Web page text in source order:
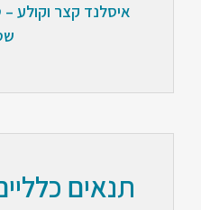
איסלנד קצר וקולע –
תנאים